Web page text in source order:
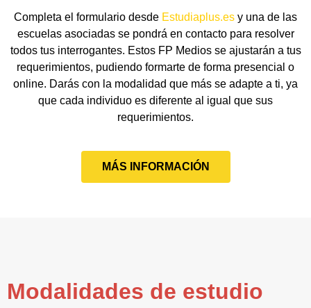
Completa el formulario desde Estudiaplus.es y una de las
escuelas asociadas se pondrá en contacto para resolver
todos tus interrogantes. Estos FP Medios se ajustarán a tus
requerimientos, pudiendo formarte de forma presencial o
online. Darás con la modalidad que más se adapte a ti, ya
que cada individuo es diferente al igual que sus
requerimientos.
MÁS INFORMACIÓN
Modalidades de estudio